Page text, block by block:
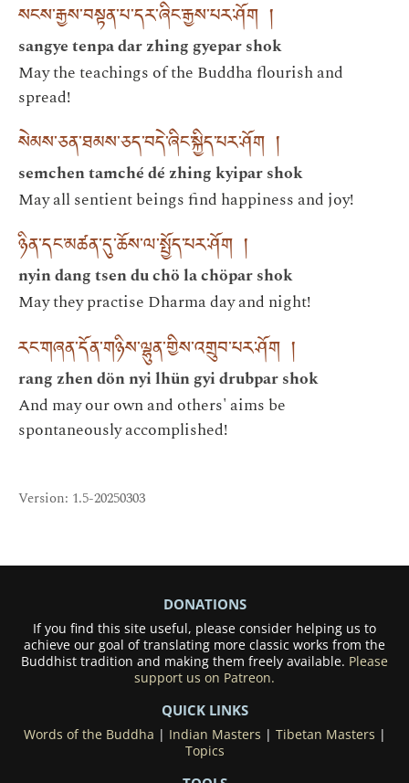
སངས་རྒྱས་བསྟན་པ་དར་ཞིང་རྒྱས་པར་ཤོག །
sangye tenpa dar zhing gyepar shok
May the teachings of the Buddha flourish and
spread!
སེམས་ཅན་ཐམས་ཅད་བདེ་ཞིང་སྐྱིད་པར་ཤོག །
semchen tamché dé zhing kyipar shok
May all sentient beings find happiness and joy!
ཉིན་དང་མཚན་དུ་ཆོས་ལ་སྤྱོད་པར་ཤོག །
nyin dang tsen du chö la chöpar shok
May they practise Dharma day and night!
རང་གཞན་དོན་གཉིས་ལྷུན་གྱིས་འགྲུབ་པར་ཤོག །
rang zhen dön nyi lhün gyi drubpar shok
And may our own and others' aims be
spontaneously accomplished!
Version: 1.5-20250303
DONATIONS
If you find this site useful, please consider helping us to
achieve our goal of translating more classic works from the
Buddhist tradition and making them freely available. Please
support us on Patreon.
QUICK LINKS
Words of the Buddha | Indian Masters | Tibetan Masters |
Topics